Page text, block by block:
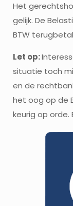
Het
gelijk. De
BTW
Let op:
situatie toch
en de
het oog op de
keurig op orde.